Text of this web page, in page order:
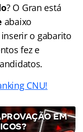
? O Gran está
abaixo
o gabarito
fez e
CNU!
EM